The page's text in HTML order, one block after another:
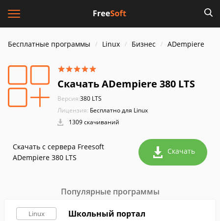
Бесплатные программы Linux Бизнес ADempiere
Скачать ADempiere 380 LTS
Версия:380 LTS
Лицензия: Бесплатно для Linux
1309 скачиваний
Скачать с сервера Freesoft
ADempiere 380 LTS
Скачать
Популярные программы
Linux Школьный портал